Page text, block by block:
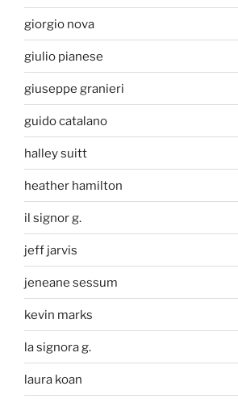
giorgio nova
giulio pianese
giuseppe granieri
guido catalano
halley suitt
heather hamilton
il signor g.
jeff jarvis
jeneane sessum
kevin marks
la signora g.
laura koan